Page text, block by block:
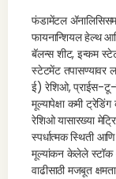
फंडामेंटल
फायनान्शियल हेल्थ
बॅलन्स शीट, इन्कम
स्टेटमेंट तपासण्यावर
ई) रेशिओ, प्राईस-टू-
मूल्यापेक्षा कमी
रेशिओ यासारख्या
स्पर्धात्मक स्थिती
मूल्यांकन केलेले स्टॉक
वाढीसाठी मजबूत